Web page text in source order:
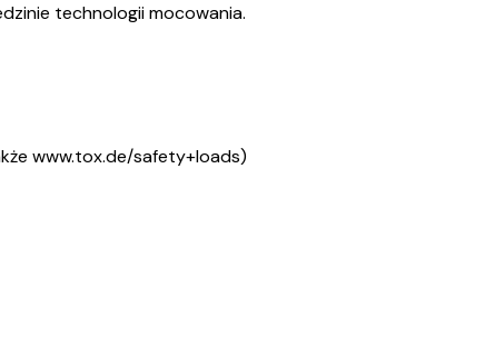
technologii mocowania.
www.tox.de/safety+loads)